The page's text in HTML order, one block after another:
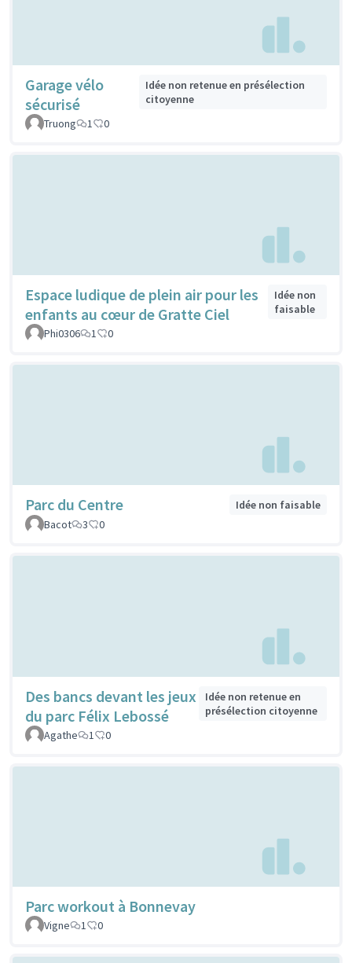
Garage vélo
sécurisé
Idée non retenue en présélection
citoyenne
Truong
1 0
Espace ludique de plein air pour les
enfants au cœur de Gratte Ciel
Idée non
faisable
Phi0306
1 0
Parc du Centre
Idée non faisable
Bacot
3 0
Des bancs devant les jeux
du parc Félix Lebossé
Idée non retenue en
présélection citoyenne
Agathe
1 0
Parc workout à Bonnevay
Vigne 1 0